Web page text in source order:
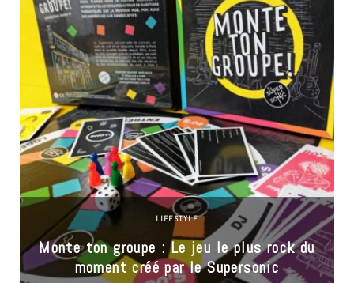
LIFESTYLE
Monte ton groupe : Le jeu le plus rock du
moment créé par le Supersonic